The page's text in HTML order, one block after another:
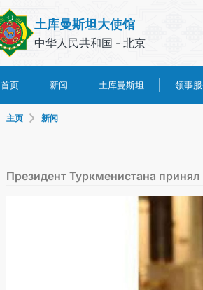
土库曼斯坦大使馆
中华人民共和国 - 北京
首页 新闻 土库曼斯坦 领事
主页 新闻
Президент Туркменистана